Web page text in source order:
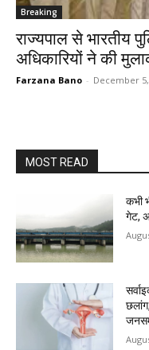
Breaking
राज्यपाल से भारतीय
अधिकारियों ने की
Farzana Bano - December 5,
MOST READ
कभी
गेट,